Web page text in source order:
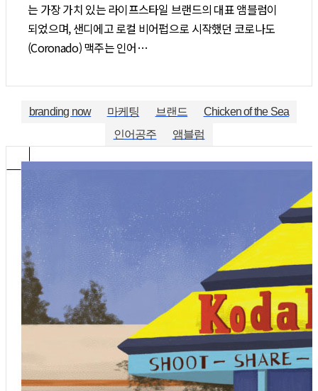
는 가장 가치 있는 라이프스타일 브랜드의 대표 앰블럼이
되었으며, 샌디에고 로컬 비어펍으로 시작했던 코로나도
(Coronado) 맥주는 인어…
branding now 마케팅 브랜드
Chicken of the Sea
인어공주
앰블럼